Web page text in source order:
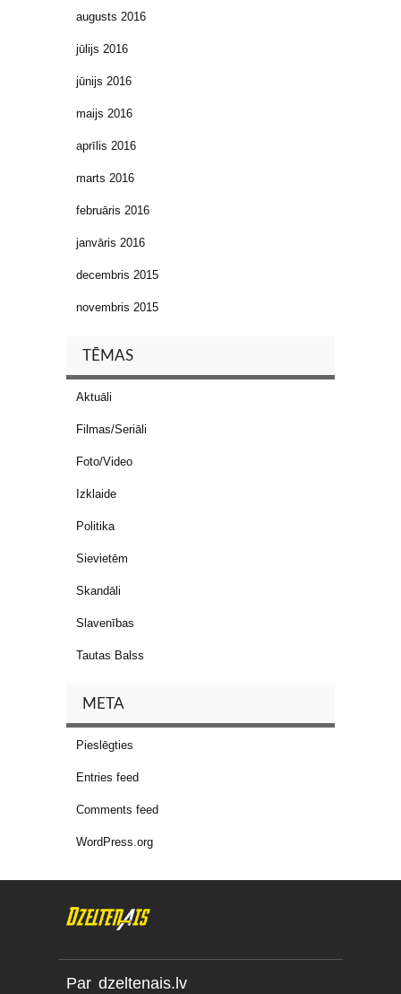
augusts 2016
jūlijs 2016
jūnijs 2016
maijs 2016
aprīlis 2016
marts 2016
februāris 2016
janvāris 2016
decembris 2015
novembris 2015
TĒMAS
Aktuāli
Filmas/Seriāli
Foto/Video
Izklaide
Politika
Sievietēm
Skandāli
Slavenības
Tautas Balss
META
Pieslēgties
Entries feed
Comments feed
WordPress.org
Par dzeltenais.lv